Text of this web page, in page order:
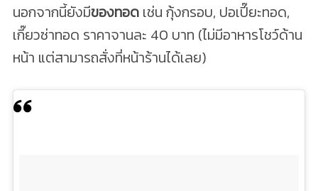
นอกจากนี้ยังมีของทอดเช่น กุ้งกรอบ, ปอเปี๊ยะทอด,
เกี๊ยวซ่าทอด ราคาจานละ 40 บาท (ไม่มีอาหารโชว์ด้าน
หน้า แต่สามารถสั่งที่หน้าร้านได้เลย)